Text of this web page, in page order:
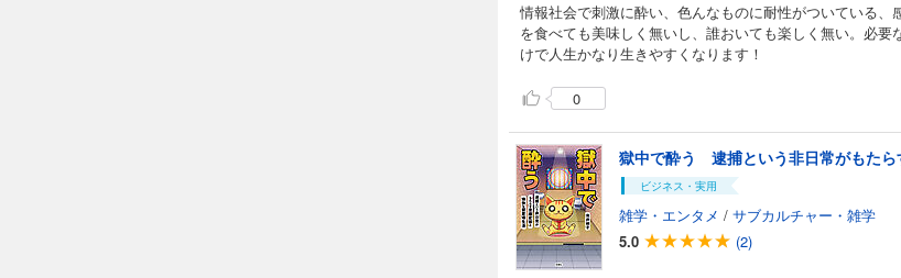
情報社会で刺激に酔い、色んなものに耐性がついている
を食べても美味しく無いし、誰おいても楽しく無い。必
けで人生かなり生きやすくなります！
0
獄中で酔う 逮捕という非日常がもたら
ビジネス・実用
雑学・エンタメ / サブカルチャー・雑学
5.0
(2)